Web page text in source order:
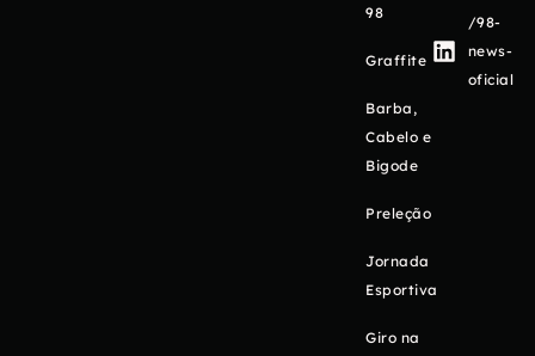
98
Graffite
Barba,
Cabelo e
Bigode
Preleção
Jornada
Esportiva
Giro na
/98-
news-
oficial